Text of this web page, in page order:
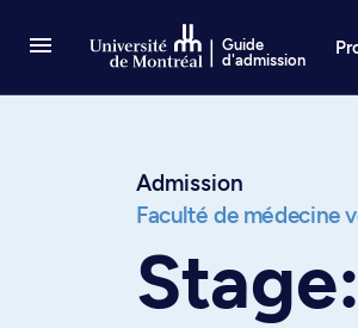
Guide
d'admission
Admission
Faculté de médecine